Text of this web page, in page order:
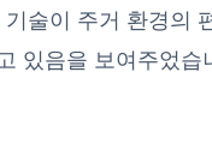
술이 주거 환경의
있음을 보여주었습